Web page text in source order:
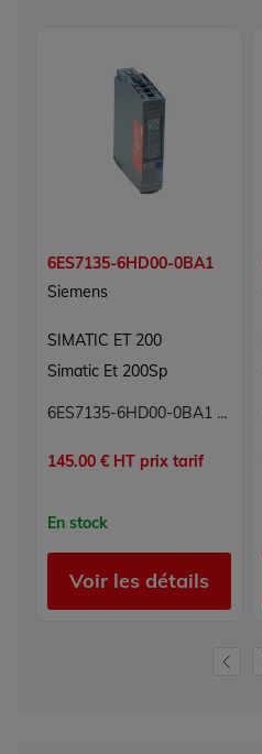
6ES7135-6HD00-0BA1
Siemens
SIMATIC ET 200
Simatic Et 200Sp
6ES7135-6HD00-0BA1 Module sorties analogiques Simatic ET 200 Siemens
145.00 € HT prix tarif
En stock
Voir les détails